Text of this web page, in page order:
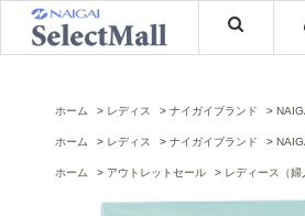
ホーム レディス ナイガイブランド
ホーム レディス ナイガイブランド
ホーム アウトレットセール レディース（婦